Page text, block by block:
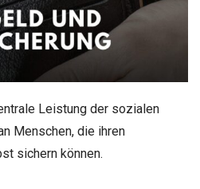
Leistung der sozialen
Menschen, die ihren
sichern können.